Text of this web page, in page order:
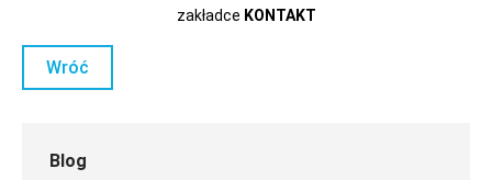
Blog
zakładce KONTAKT
Wróć